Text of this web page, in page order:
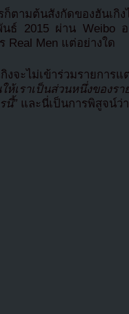
รก็ตามต้นสังกัดของฮัน
ธ์ 2015 ผ่าน Weibo อ
Real Men แต่อย่างใด
งจะไม่เข้าร่วมรายการ
ห้เราเป็นส่วนหนึ่งของร
นี้” และนี่เป็นการพิสูจน์ว่